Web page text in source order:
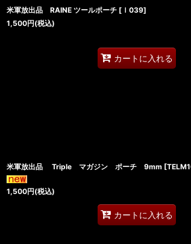
米軍放出品 RAINE ツールポーチ [ ｌ039]
1,500円(税込)
カートに入れる
米軍放出品 Triple マガジン ポーチ 9mm [
1,500円(税込)
カートに入れる